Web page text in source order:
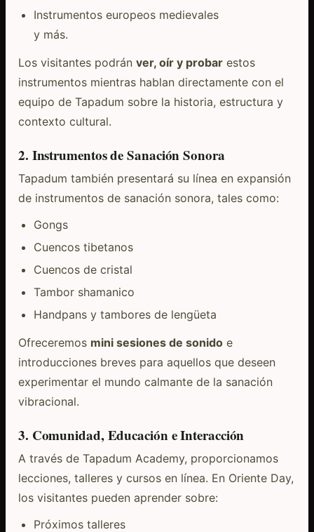
Instrumentos europeos medievales
y más.
Los visitantes podrán ver, oír y probarestos
instrumentos mientras hablan directamente con el
equipo de Tapadum sobre la historia, estructura y
contexto cultural.
2. Instrumentos de Sanación Sonora
Tapadum también presentará su línea en expansión
de instrumentos de sanación sonora, tales como:
Gongs
Cuencos tibetanos
Cuencos de cristal
Tambor shamanico
Handpans y tambores de lengüeta
Ofreceremos mini sesiones de sonidoe
introducciones breves para aquellos que deseen
experimentar el mundo calmante de la sanación
vibracional.
3. Comunidad, Educación e Interacción
A través de Tapadum Academy, proporcionamos
lecciones, talleres y cursos en línea. En Oriente Day,
los visitantes pueden aprender sobre:
Próximos talleres